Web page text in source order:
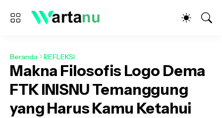
Beranda REFLEKSI
Makna Filosofis Logo Dema
FTK INISNU Temanggung
yang Harus Kamu Ketahui